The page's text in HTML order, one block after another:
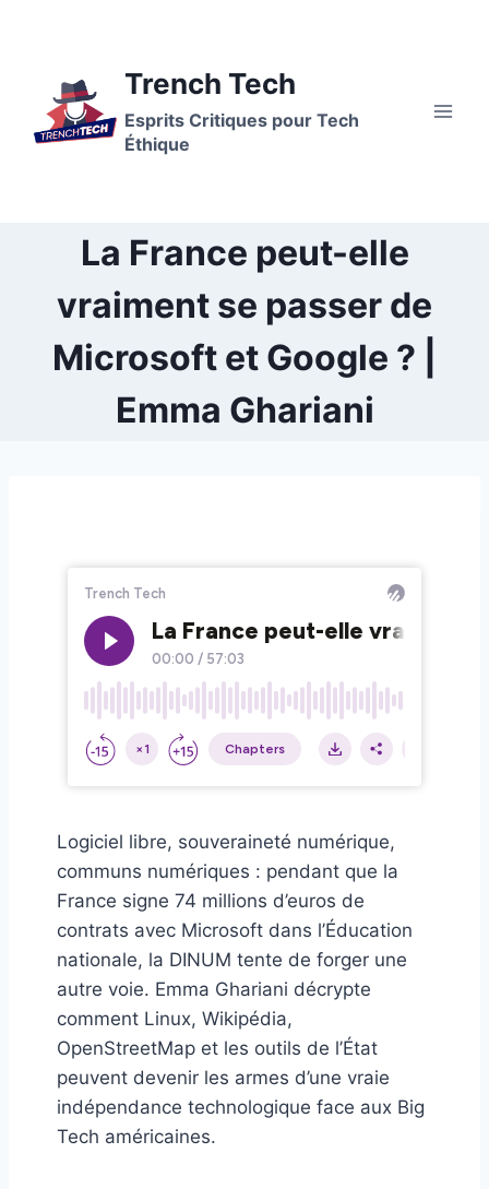
Trench Tech
Esprits Critiques pour Tech
Éthique
La France peut-elle
vraiment se passer de
Microsoft et Google ? |
Emma Ghariani
Logiciel libre, souveraineté numérique,
communs numériques : pendant que la
France signe 74 millions d’euros de
contrats avec Microsoft dans l’Éducation
nationale, la DINUM tente de forger une
autre voie. Emma Ghariani décrypte
comment Linux, Wikipédia,
OpenStreetMap et les outils de l’État
peuvent devenir les armes d’une vraie
indépendance technologique face aux Big
Tech américaines.